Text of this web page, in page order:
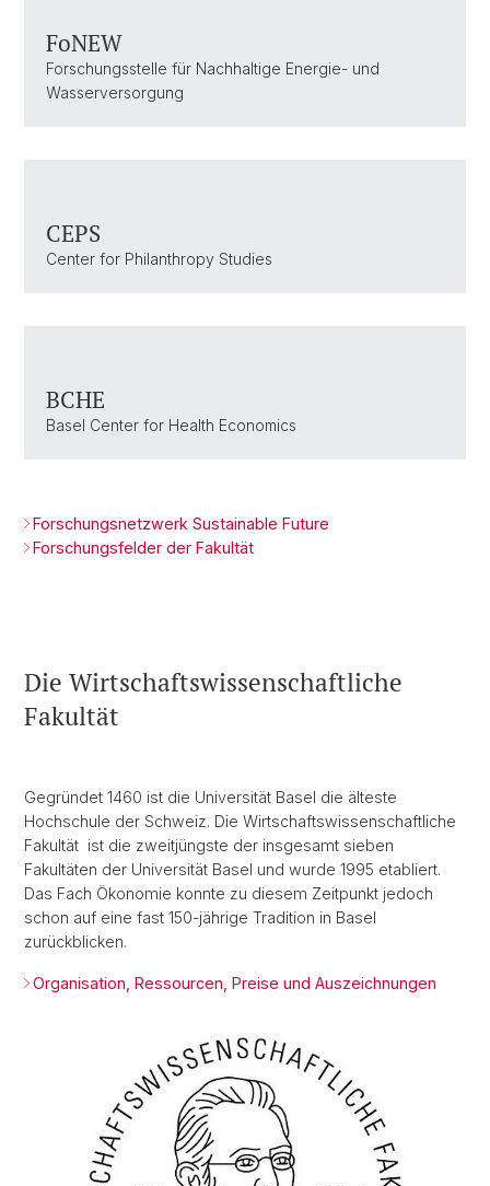
FoNEW
Forschungsstelle für Nachhaltige Energie- und
Wasserversorgung
CEPS
Center for Philanthropy Studies
BCHE
Basel Center for Health Economics
Forschungsnetzwerk Sustainable Future
Forschungsfelder der Fakultät
Die Wirtschaftswissenschaftliche
Fakultät
Gegründet 1460 ist die Universität Basel die älteste
Hochschule der Schweiz. Die Wirtschaftswissenschaftliche
Fakultät ist die zweitjüngste der insgesamt sieben
Fakultäten der Universität Basel und wurde 1995 etabliert.
Das Fach Ökonomie konnte zu diesem Zeitpunkt jedoch
schon auf eine fast 150-jährige Tradition in Basel
zurückblicken.
Organisation, Ressourcen, Preise und Auszeichnungen